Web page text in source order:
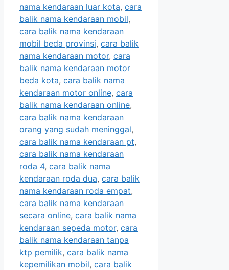
nama kendaraan luar kota, cara
balik nama kendaraan mobil,
cara balik nama kendaraan
mobil beda provinsi, cara balik
nama kendaraan motor, cara
balik nama kendaraan motor
beda kota, cara balik nama
kendaraan motor online, cara
balik nama kendaraan online,
cara balik nama kendaraan
orang yang sudah meninggal,
cara balik nama kendaraan pt,
cara balik nama kendaraan
roda 4, cara balik nama
kendaraan roda dua, cara balik
nama kendaraan roda empat,
cara balik nama kendaraan
secara online, cara balik nama
kendaraan sepeda motor, cara
balik nama kendaraan tanpa
ktp pemilik, cara balik nama
kepemilikan mobil, cara balik